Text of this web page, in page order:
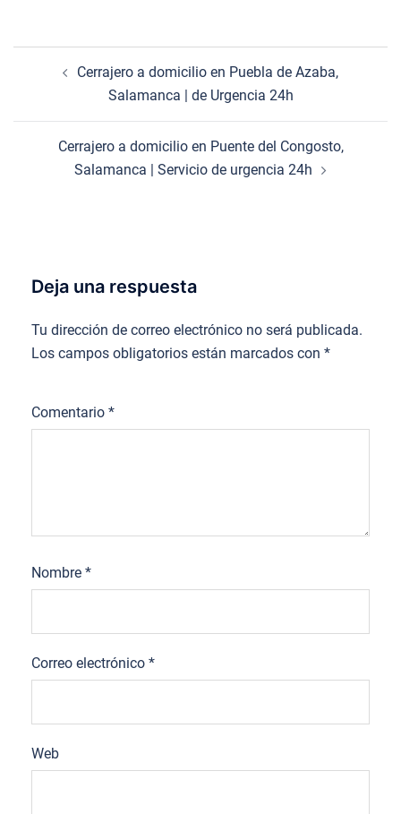
Cerrajero a domicilio en Puebla de Azaba,
Salamanca | de Urgencia 24h
Cerrajero a domicilio en Puente del Congosto,
Salamanca | Servicio de urgencia 24h
Deja una respuesta
Tu dirección de correo electrónico no será publicada.
Los campos obligatorios están marcados con *
Comentario *
Nombre *
Correo electrónico *
Web